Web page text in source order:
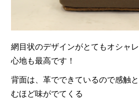
網目状のデザインがとてもオシャ
心地も最高です！
背面は、革でできているので感触
むほど味がでてくる